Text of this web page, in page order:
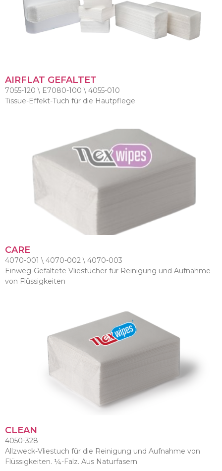
AIRFLAT GEFALTET
7055-120 \ E7080-100 \ 4055-010
Tissue-Effekt-Tuch für die Hautpflege
CARE
4070-001 \ 4070-002 \ 4070-003
Einweg-Gefaltete Vliestücher für Reinigung und Aufnahme
von Flüssigkeiten
CLEAN
4050-328
Allzweck-Vliestuch für die Reinigung und Aufnahme von
Flüssigkeiten. ¼-Falz. Aus Naturfasern